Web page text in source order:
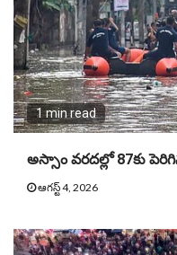
1 min read
అస్సాం వరదల్లో 87కు
ఆగస్ట్ 4, 2026